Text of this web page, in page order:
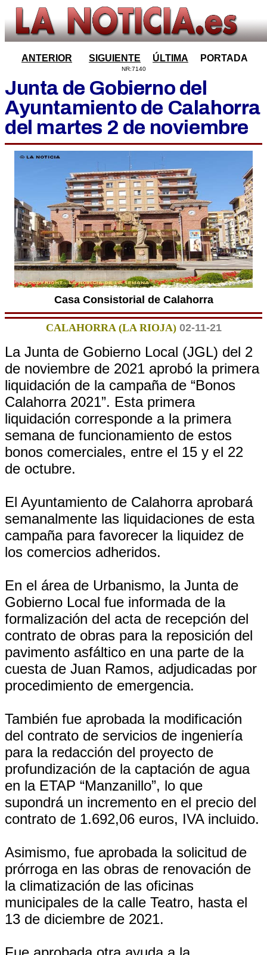
ANTERIOR SIGUIENTE ÚLTIMA PORTADA
NR:7140
Junta de Gobierno del
Ayuntamiento de Calahorra
del martes 2 de noviembre
Casa Consistorial de Calahorra
CALAHORRA (LA RIOJA) 02-11-21
La Junta de Gobierno Local (JGL) del 2
de noviembre de 2021 aprobó la primera
liquidación de la campaña de “Bonos
Calahorra 2021”. Esta primera
liquidación corresponde a la primera
semana de funcionamiento de estos
bonos comerciales, entre el 15 y el 22
de octubre.
El Ayuntamiento de Calahorra aprobará
semanalmente las liquidaciones de esta
campaña para favorecer la liquidez de
los comercios adheridos.
En el área de Urbanismo, la Junta de
Gobierno Local fue informada de la
formalización del acta de recepción del
contrato de obras para la reposición del
pavimento asfáltico en una parte de la
cuesta de Juan Ramos, adjudicadas por
procedimiento de emergencia.
También fue aprobada la modificación
del contrato de servicios de ingeniería
para la redacción del proyecto de
profundización de la captación de agua
en la ETAP “Manzanillo”, lo que
supondrá un incremento en el precio del
contrato de 1.692,06 euros, IVA incluido.
Asimismo, fue aprobada la solicitud de
prórroga en las obras de renovación de
la climatización de las oficinas
municipales de la calle Teatro, hasta el
13 de diciembre de 2021.